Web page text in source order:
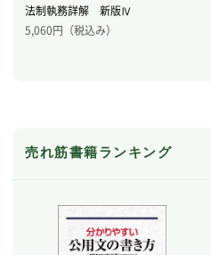
法制執務詳解 新版Ⅳ
5,060円（税込み）
売れ筋書籍ランキング